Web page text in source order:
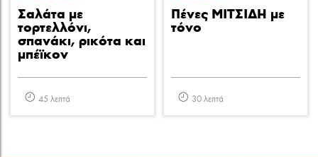
Σαλάτα με
τορτελλόνι,
σπανάκι, ρικότα και
μπέϊκον
45 λεπτά
Πένες ΜΙΤΣΙΔΗ με
τόνο
30 λεπτά